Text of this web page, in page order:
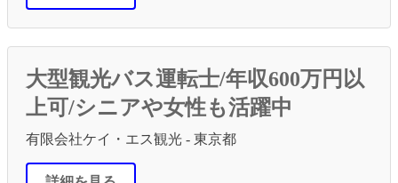
大型観光バス運転士/年収600万円以
上可/シニアや女性も活躍中
有限会社ケイ・エス観光 - 東京都